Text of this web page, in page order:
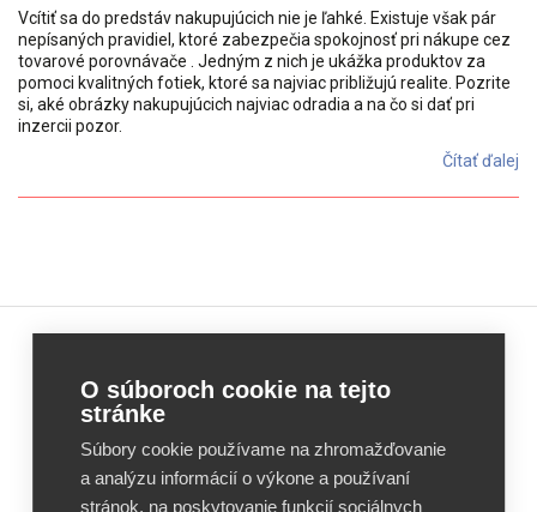
Vcítiť sa do predstáv nakupujúcich nie je ľahké. Existuje však pár
nepísaných pravidiel, ktoré zabezpečia spokojnosť pri nákupe cez
tovarové porovnávače . Jedným z nich je ukážka produktov za
pomoci kvalitných fotiek, ktoré sa najviac približujú realite. Pozrite
si, aké obrázky nakupujúcich najviac odradia a na čo si dať pri
inzercii pozor.
Čítať ďalej
Image
Reviews
Image
Reviews
O súboroch cookie na tejto
stránke
Súbory cookie používame na zhromažďovanie
a analýzu informácií o výkone a používaní
stránok, na poskytovanie funkcií sociálnych